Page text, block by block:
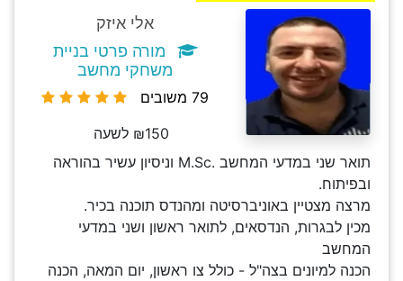
אלי איזק
מורה פרטי בניית
משחקי מחשב
79 משובים
₪150 לשעה
תואר שני במדעי המחשב .M.Sc וניסיון עשיר בהוראה
ובפיתוח.
מרצה מצטיין באוניברסיטה ומהנדס תוכנה בכיר.
מכין לבגרות, הנדסאים, לתואר ראשון ושני במדעי
המחשב
הכנה למיונים בצה"ל - כולל צו ראשון, יום המאה, הכנה